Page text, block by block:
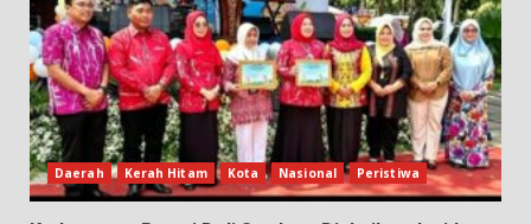
Daerah Kerah Hitam Kota Nasional Peristiwa